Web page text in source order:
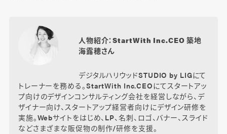
人物紹介：StartWith Inc.CEO 築地
海露穂さん
デジタルハリウッドSTUDIO by LIGにて
トレーナーを務める。StartWith Inc.CEOにてスタートアッ
プ向けのデザインコンサルティング会社を経営しながら、デ
ザイナー向け、スタートアップ経営者向けにデザイン研修を
実施。Webサイトをはじめ、LP、名刺、ロゴ、バナー、スライド
などさまざまな販促物の制作/研修を支援。